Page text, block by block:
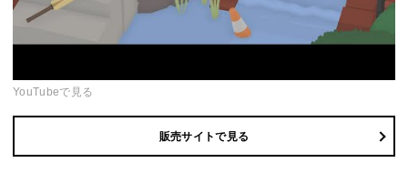
YouTubeで見る
販売サイトで見る